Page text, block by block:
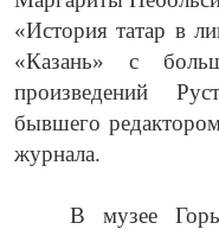
«История татар в
«Казань» с
произведений
бывшего
журнала.
В музее